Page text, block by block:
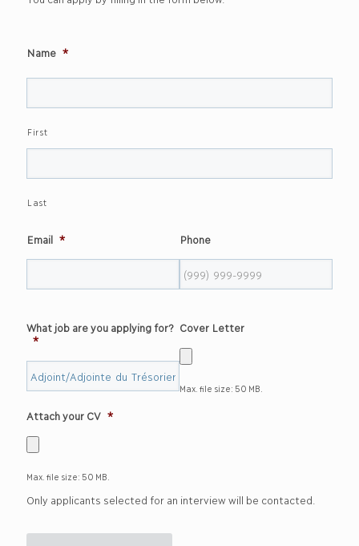
Name *
First
Last
Email * Phone
What job are you applying for?
*
Cover Letter
Max. file size: 50 MB.
Attach your CV *
Max. file size: 50 MB.
Only applicants selected for an interview will be contacted.